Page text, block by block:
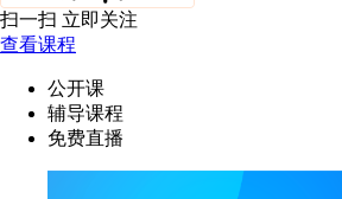
扫一扫 立即关注
查看课程
公开课
辅导课程
免费直播